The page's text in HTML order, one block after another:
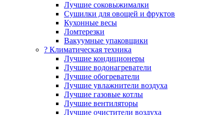
Лучшие соковыжималки
Сушилки для овощей и фруктов
Кухонные весы
Ломтерезки
Вакуумные упаковщики
?️ Климатическая техника
Лучшие кондиционеры
Лучшие водонагреватели
Лучшие обогреватели
Лучшие увлажнители воздуха
Лучшие газовые котлы
Лучшие вентиляторы
Лучшие очистители воздуха